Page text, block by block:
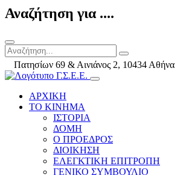
Αναζήτηση για ....
Πατησίων 69 & Αινιάνος 2, 10434 Αθήνα
ΑΡΧΙΚΗ
ΤΟ ΚΙΝΗΜΑ
ΙΣΤΟΡΙΑ
ΔΟΜΗ
Ο ΠΡΟΕΔΡΟΣ
ΔΙΟΙΚΗΣΗ
ΕΛΕΓΚΤΙΚΗ ΕΠΙΤΡΟΠΗ
ΓΕΝΙΚΟ ΣΥΜΒΟΥΛΙΟ